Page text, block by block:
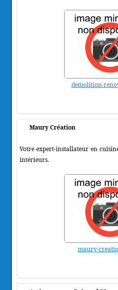
demolition-
Maury Création
Votre expert-installateur en
intérieurs.
maury-